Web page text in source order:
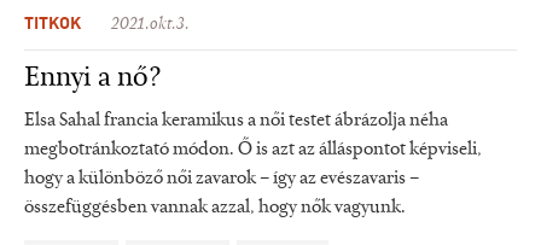
TITKOK 2021.okt.3.
Ennyi a nő?
Elsa Sahal francia keramikus a női testet ábrázolja néha
megbotránkoztató módon. Ő is azt az álláspontot képviseli,
hogy a különböző női zavarok – így az evészavaris –
összefüggésben vannak azzal, hogy nők vagyunk.